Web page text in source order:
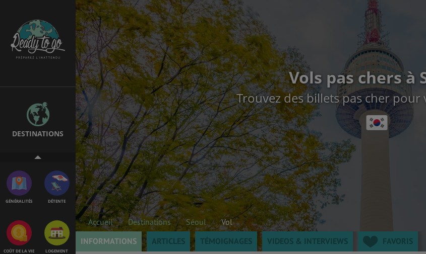
DESTINATIONS
ÉTUDES
EMPLOIS &
STAGES
GÉNÉRALITÉS DÉTENTE
COÛT DE LA VIE LOGEMENT
Vols pas chers à
Trouvez des billets pas cher pour
Accueil Destinations Séoul
Vol
INFORMATIONS
ARTICLES TÉMOIGNAGES VIDEOS & INTERVIEWS FAVORIS